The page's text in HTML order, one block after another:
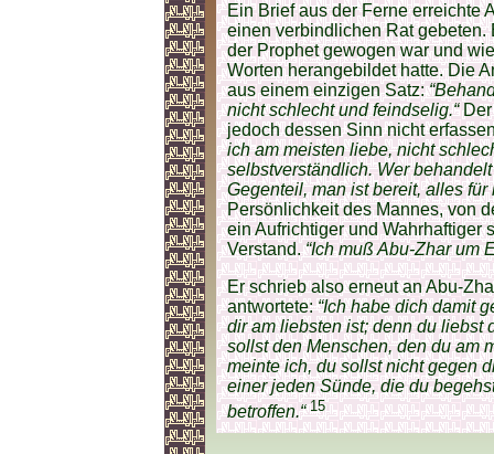
Ein Brief aus der Ferne erreichte
einen verbindlichen Rat gebeten.
der Prophet gewogen war und
Worten herangebildet hatte. Die
aus einem einzigen Satz:
nicht schlecht und feindselig.“Der
jedoch dessen Sinn nicht
ich am meisten liebe, nicht
selbstverständlich. Wer
Gegenteil, man ist bereit, alles für
Persönlichkeit des Mannes, von
ein Aufrichtiger und Wahrhaftiger
Verstand.“Ich muß Abu-Zhar um
Er schrieb also erneut an Abu-
antwortete:“Ich habe dich damit
dir am liebsten ist; denn du liebst
sollst den Menschen, den du am
meinte ich, du sollst nicht gegen
einer jeden Sünde, die du
betroffen.“15